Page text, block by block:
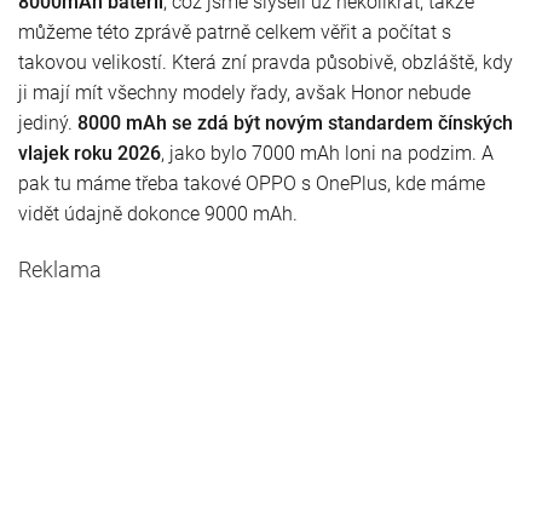
můžeme této zprávě patrně celkem věřit a počítat s
takovou velikostí. Která zní pravda působivě, obzláště, kdy
ji mají mít všechny modely řady, avšak Honor nebude
jediný. 8000 mAh se zdá být novým standardem čínských
vlajek roku 2026, jako bylo 7000 mAh loni na podzim. A
pak tu máme třeba takové OPPO s OnePlus, kde máme
vidět údajně dokonce 9000 mAh.
Reklama